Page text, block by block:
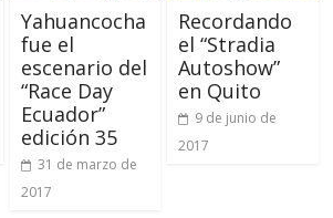
Yahuancocha
fue el
escenario del
“Race Day
Ecuador”
edición 35
31 de marzo de
2017
Recordando
el “Stradia
Autoshow”
en Quito
9 de junio de
2017